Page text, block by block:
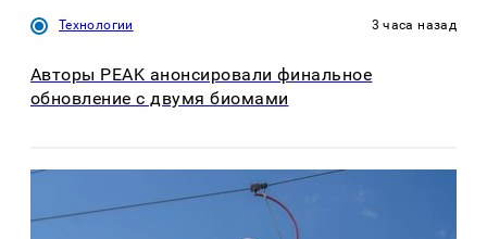
Технологии 3 часа назад
Авторы PEAK анонсировали финальное
обновление с двумя биомами